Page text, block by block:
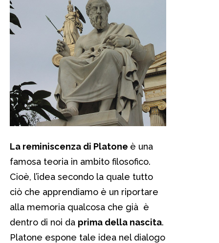
La reminiscenza di Platone è una
famosa teoria in ambito filosofico.
Cioè, l’idea secondo la quale tutto
ciò che apprendiamo è un riportare
alla memoria qualcosa che già è
dentro di noi da prima della nascita.
Platone espone tale idea nel dialogo